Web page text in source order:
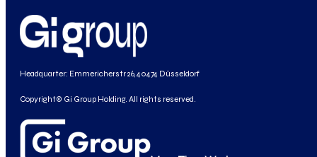
Headquarter: Emmericherstr 26, 40474 Düsseldorf
Copyright© Gi Group Holding. All rights reserved.